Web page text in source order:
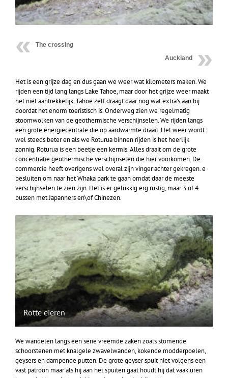
The crossing
Auckland
Het is een grijze dag en dus gaan we weer wat kilometers maken. We
rijden een tijd lang langs Lake Tahoe, maar door het grijze weer maakt
het niet aantrekkelijk. Tahoe zelf draagt daar nog wat extra’s aan bij
doordat het enorm toeristisch is. Onderweg zien we regelmatig
stoomwolken van de geothermische verschijnselen. We rijden langs
een grote energiecentrale die op aardwarmte draait. Het weer wordt
wel steeds beter en als we Roturua binnen rijden is het heerlijk
zonnig. Roturua is een beetje een kermis. Alles draait om de grote
concentratie geothermische verschijnselen die hier voorkomen. De
commercie heeft overigens wel overal zijn vinger achter gekregen. e
besluiten om naar het Whaka park te gaan omdat daar de meeste
verschijnselen te zien zijn. Het is er gelukkig erg rustig, maar 3 of 4
bussen met Japanners en\of Chinezen.
Rotte eieren
We wandelen langs een serie vreemde zaken zoals stomende
schoorstenen met knalgele zwavelwanden, kokende modderpoelen,
geysers en dampende putten. De grote geyser spuit niet volgens een
vast patroon maar als hij aan het spuiten gaat houdt hij dat vaak uren